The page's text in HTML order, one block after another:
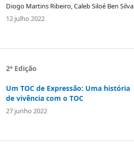
Diogo Martins Ribeiro, Caleb Siloé Ben Silva
12 julho 2022
2ª Edição
Um TOC de Expressão: Uma história
de vivência com o TOC
27 junho 2022